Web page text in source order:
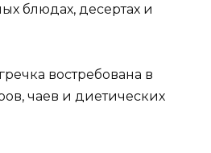
блюдах, десертах и
гречка востребована в
чаев и диетических